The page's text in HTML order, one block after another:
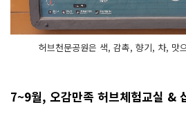
허브천문공원은 색, 감촉, 향기, 차, 맛
7~9월, 오감만족 허브체험교실 &